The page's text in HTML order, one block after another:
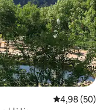
Vidutinis
4,98 (50)